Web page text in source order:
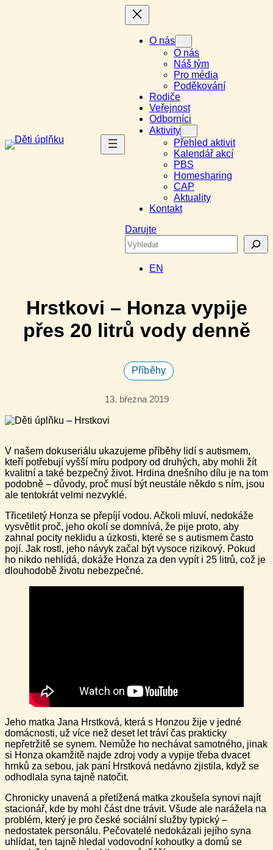
O nás
O nás
Náš tým
Pro média
Poděkování
Rodiče
Veřejnost
Odborníci
Aktivity
Přehled aktivit
Kalendář akcí
PBS
Homesharing
CAP
Aktuality
Kontakt
Darujte
Search
EN
Hrstkovi – Honza vypije
přes 20 litrů vody denně
Příběhy
13. března 2019
V našem dokuseriálu ukazujeme příběhy lidí s autismem,
kteří potřebují vyšší míru podpory od druhých, aby mohli žít
kvalitní a také bezpečný život. Hrdina dnešního dílu je na tom
podobně – důvody, proč musí být neustále někdo s ním, jsou
ale tentokrát velmi nezvyklé.
Třicetiletý Honza se přepíjí vodou. Ačkoli mluví, nedokáže
vysvětlit proč, jeho okolí se domnívá, že pije proto, aby
zahnal pocity neklidu a úzkosti, které se s autismem často
pojí. Jak rostl, jeho návyk začal být vysoce rizikový. Pokud
ho nikdo nehlídá, dokáže Honza za den vypít i 25 litrů, což je
dlouhodobě životu nebezpečné.
Jeho matka Jana Hrstková, která s Honzou žije v jedné
domácnosti, už více než deset let tráví čas prakticky
nepřetržitě se synem. Nemůže ho nechávat samotného, jinak
si Honza okamžitě najde zdroj vody a vypije třeba dvacet
hrnků za sebou, jak paní Hrstková nedávno zjistila, když se
odhodlala syna tajně natočit.
Chronicky unavená a přetížená matka zkoušela synovi najít
stacionář, kde by mohl část dne trávit. Všude ale narážela na
problém, který je pro české sociální služby typický –
nedostatek personálu. Pečovatelé nedokázali jejího syna
uhlídat, ten tajně hledal vodovodní kohoutky a domů se